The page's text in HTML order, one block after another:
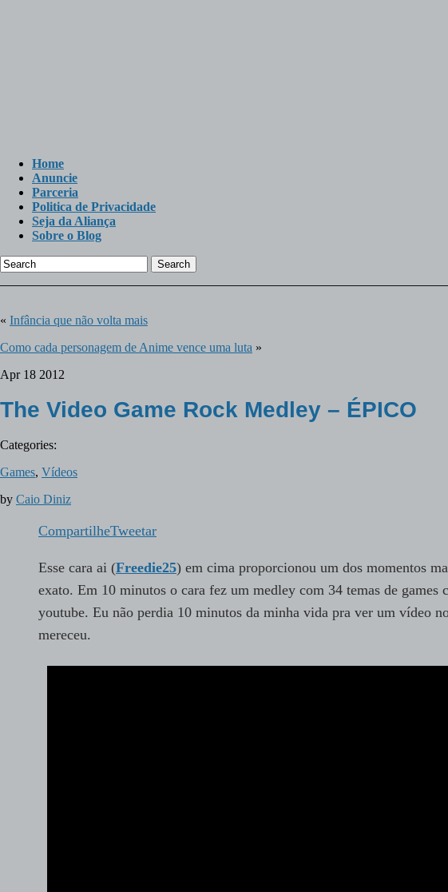
Home
Anuncie
Parceria
Politica de Privacidade
Seja da Aliança
Sobre o Blog
Search
« Infância que não volta mais
Como cada personagem de Anime vence uma luta »
Apr 18 2012
The Video Game Rock Medley – ÉPICO
Categories:
Games, Vídeos
by Caio Diniz
CompartilheTweetar
Esse cara ai (Freedie25) em cima proporcionou um dos momentos
exato. Em 10 minutos o cara fez um medley com 34 temas de
youtube. Eu não perdia 10 minutos da minha vida pra ver um vídeo
mereceu.